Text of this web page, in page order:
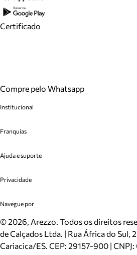
Certificado
Compre pelo Whatsapp
Institucional
Cashback
Venda Corporativa
Mapa do Site
Inverno
Mundo Arezzo
Franquias
Plano de Negócio
Ajuda e suporte
Cadastro
Meus Pedidos
Trocas e Devoluções
Cartão Presente
Localizador de lojas
Privacidade
Politica e Privacidade
Navegue por
Sapatos
Bolsas
Scarpins
©2026, Arezzo. Todos os direitos
de Calçados Ltda. | Rua África do Sul,
Cariacica/ES. CEP: 29157-900 |